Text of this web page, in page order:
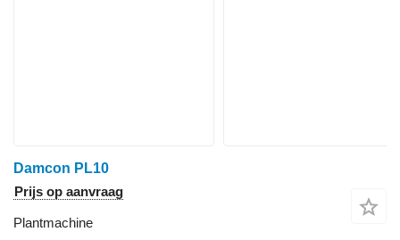
Damcon PL10
Prijs op aanvraag
Plantmachine